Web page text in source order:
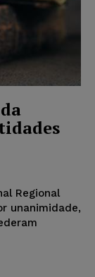
Regional
unanimidade,